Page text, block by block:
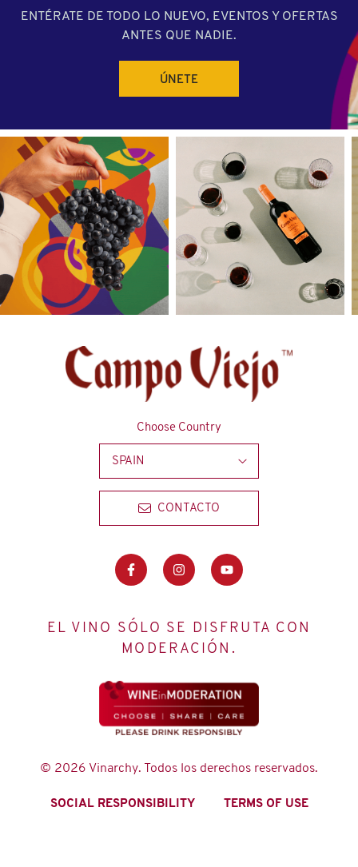
ENTÉRATE DE TODO LO NUEVO, EVENTOS Y OFERTAS
ANTES QUE NADIE.
ÚNETE
Choose Country
SPAIN
CONTACTO
EL VINO SÓLO SE DISFRUTA CON
MODERACIÓN.
© 2026 Vinarchy. Todos los derechos reservados.
SOCIAL RESPONSIBILITY TERMS OF USE